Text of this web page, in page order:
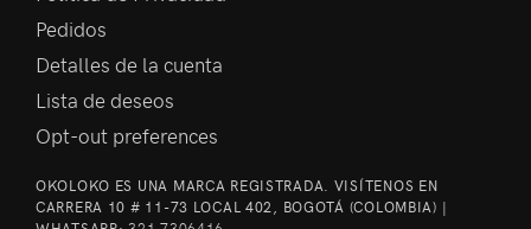
Pedidos
Detalles de la cuenta
Lista de deseos
Opt-out preferences
OKOLOKO ES UNA MARCA REGISTRADA. VISÍTENOS EN
CARRERA 10 # 11-73 LOCAL 402, BOGOTÁ (COLOMBIA) |